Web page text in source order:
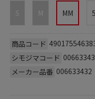
S M MM
商品コード
シモジマコード
メーカー品番 006633432